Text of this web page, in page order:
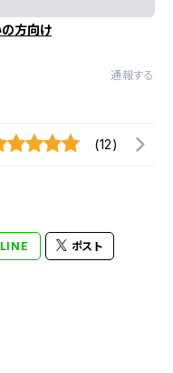
方向け
通報する
(12)
LINE ポスト